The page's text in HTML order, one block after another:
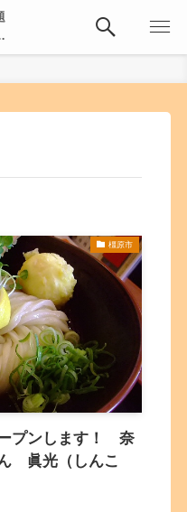
橿原市
プンします！ 奈
眞光（しんこ